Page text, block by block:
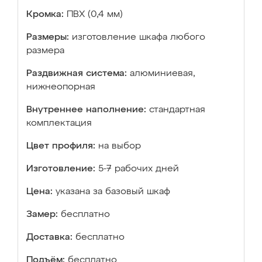
Кромка: ПВХ (0,4 мм)
Размеры: изготовление шкафа любого
размера
Раздвижная система: алюминиевая,
нижнеопорная
Внутреннее наполнение: стандартная
комплектация
Цвет профиля: на выбор
Изготовление: 5-7 рабочих дней
Цена: указана за базовый шкаф
Замер: бесплатно
Доставка: бесплатно